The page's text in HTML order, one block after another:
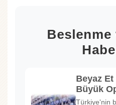
Beslenme
Beyaz
Büyük
Türkiye'nin